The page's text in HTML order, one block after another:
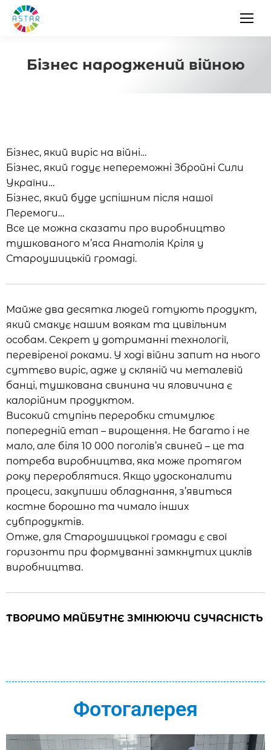
Бізнес народжений війною
Бізнес, який виріс на війні…
Бізнес, який годує непереможні Збройні Сили
України…
Бізнес, який буде успішним після нашої
Перемоги…
Все це можна сказати про виробництво
тушкованого м’яса Анатолія Кріля у
Староушицькій громаді.
Майже два десятка людей готують продукт,
який смакує нашим воякам та цивільним
особам. Секрет у дотриманні технології,
перевіреної роками. У ході війни запит на нього
суттєво виріс, адже у скляній чи металевій
банці, тушкована свинина чи яловичина є
калорійним продуктом.
Високий ступінь переробки стимулює
попередній етап – вирощення. Не багато і не
мало, але біля 10 000 поголів’я свиней – це та
потреба виробництва, яка може протягом
року перероблятися. Якщо удосконалити
процеси, закупиши обладнання, з’явиться
костне борошно та чимало інших
субпродуктів.
Отже, для Староушицької громади є свої
горизонти при формуванні замкнутих циклів
виробництва.
ТВОРИМО МАЙБУТНЄ ЗМІНЮЮЧИ СУЧАСНІСТЬ
Фотогалерея